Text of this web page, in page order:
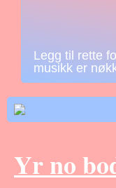
Legg til rette
musikk er
Yr no